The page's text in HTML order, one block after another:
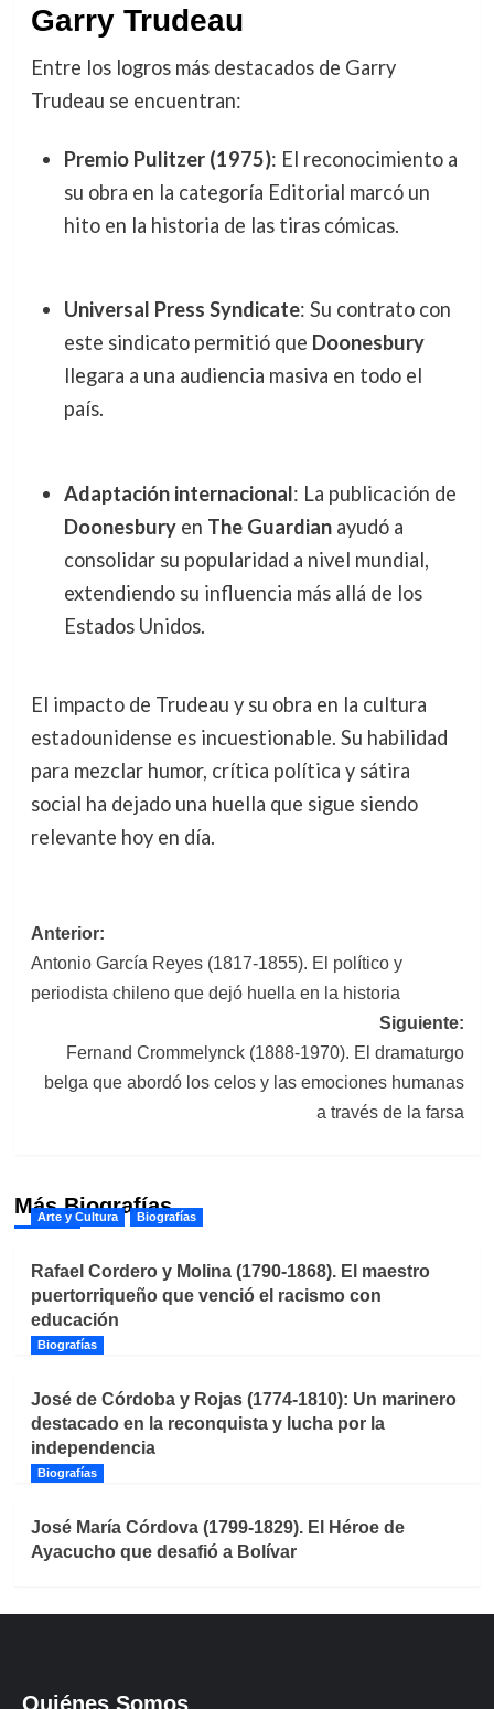
Garry Trudeau
Entre los logros más destacados de Garry
Trudeau se encuentran:
Premio Pulitzer (1975): El reconocimiento a
su obra en la categoría Editorial marcó un
hito en la historia de las tiras cómicas.
Universal Press Syndicate: Su contrato con
este sindicato permitió que Doonesbury
llegara a una audiencia masiva en todo el
país.
Adaptación internacional: La publicación de
Doonesburyen The Guardianayudó a
consolidar su popularidad a nivel mundial,
extendiendo su influencia más allá de los
Estados Unidos.
El impacto de Trudeau y su obra en la cultura
estadounidense es incuestionable. Su habilidad
para mezclar humor, crítica política y sátira
social ha dejado una huella que sigue siendo
relevante hoy en día.
Navegación
de
entradas
Anterior:
Antonio García Reyes (1817-1855). El político y
periodista chileno que dejó huella en la historia
Siguiente:
Fernand Crommelynck (1888-1970). El dramaturgo
belga que abordó los celos y las emociones humanas
a través de la farsa
Más Biografías
Arte y Cultura Biografías
Rafael Cordero y Molina (1790-1868). El maestro
puertorriqueño que venció el racismo con
educación
Biografías
José de Córdoba y Rojas (1774-1810): Un marinero
destacado en la reconquista y lucha por la
independencia
Biografías
José María Córdova (1799-1829). El Héroe de
Ayacucho que desafió a Bolívar
Quiénes Somos